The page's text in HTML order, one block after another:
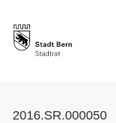
2016.SR.000050